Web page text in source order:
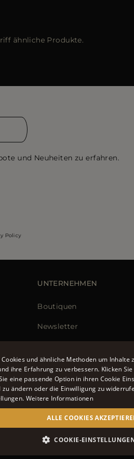
ähnliche Produkte.
und Neuheiten zu erfahren.
Policy
UNTERNEHMEN
Boutiquen
Newsletter
- ISCR. REG.
und ähnliche Methoden um Inhalte
ihre Erfahrung zu verbessern. Klicken Sie
eine passende Option in ihren Cookie
zu ändern oder die Einwilligung zu
Weitere Informationen
ALLE COOKIES
COOKIE-